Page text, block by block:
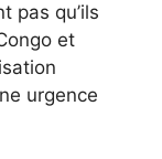
pas qu’ils
et
urgence